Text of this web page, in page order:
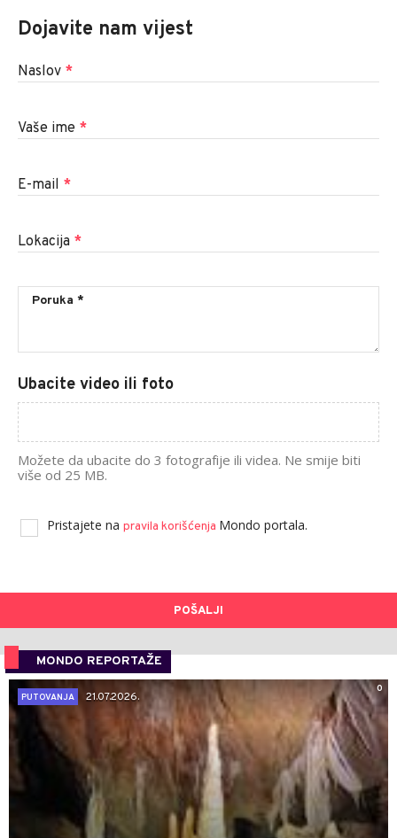
Dojavite nam vijest
Naslov *
Vaše ime *
E-mail *
Lokacija *
Ubacite video ili foto
Možete da ubacite do 3 fotografije ili videa. Ne smije biti
više od 25 MB.
Pristajete na pravila korišćenja Mondo portala.
POŠALJI
MONDO REPORTAŽE
0
PUTOVANJA
21.07.2026.